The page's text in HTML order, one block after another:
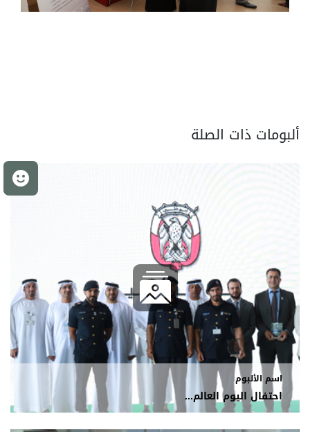
ألبومات ذات الصلة
اسم الألبوم
احتفال اليوم العالم...